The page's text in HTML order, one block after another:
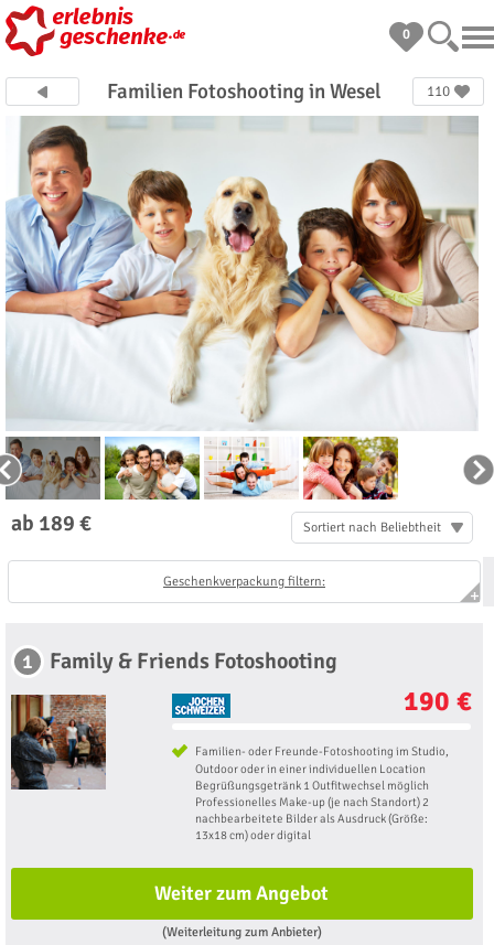
0
Familien Fotoshooting in Wesel 110
ab 189 € Sortiert nach Beliebtheit
Geschenkverpackung filtern:
1 Family & Friends Fotoshooting
190 €
Familien- oder Freunde-Fotoshooting im Studio,
Outdoor oder in einer individuellen Location
Begrüßungsgetränk 1 Outfitwechsel möglich
Professionelles Make-up (je nach Standort) 2
nachbearbeitete Bilder als Ausdruck (Größe:
13x18 cm) oder digital
Weiter zum Angebot
(Weiterleitung zum Anbieter)